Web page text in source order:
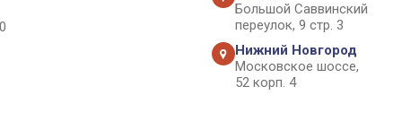
Большой Саввинский
переулок, 9 стр. 3
Нижний Новгород
Московское шоссе,
52 корп. 4